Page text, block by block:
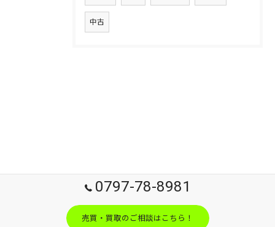
中古
0797-78-8981
売買・買取のご相談はこちら！